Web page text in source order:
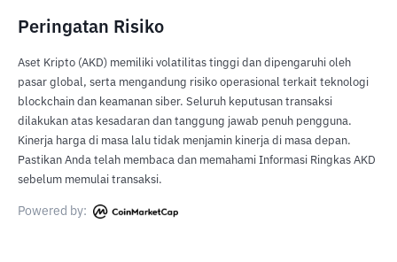
Peringatan Risiko
Aset Kripto (AKD) memiliki volatilitas tinggi dan dipengaruhi oleh
pasar global, serta mengandung risiko operasional terkait teknologi
blockchain dan keamanan siber. Seluruh keputusan transaksi
dilakukan atas kesadaran dan tanggung jawab penuh pengguna.
Kinerja harga di masa lalu tidak menjamin kinerja di masa depan.
Pastikan Anda telah membaca dan memahami Informasi Ringkas AKD
sebelum memulai transaksi.
Powered by: